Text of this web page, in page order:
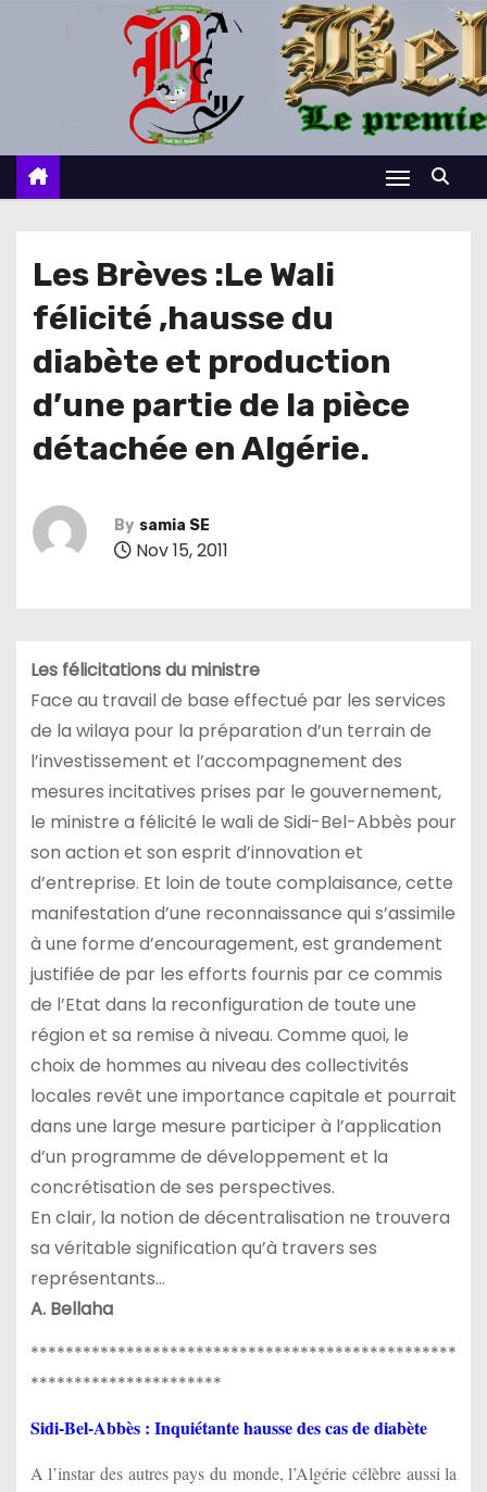
c
Les Brèves :Le Wali
félicité ,hausse du
diabète et production
d’une partie de la pièce
détachée en Algérie.
By samia SE
Nov 15, 2011
Les félicitations du ministre
Face au travail de base effectué par les services
de la wilaya pour la préparation d’un terrain de
l’investissement et l’accompagnement des
mesures incitatives prises par le gouvernement,
le ministre a félicité le wali de Sidi-Bel-Abbès pour
son action et son esprit d’innovation et
d’entreprise. Et loin de toute complaisance, cette
manifestation d’une reconnaissance qui s’assimile
à une forme d’encouragement, est grandement
justifiée de par les efforts fournis par ce commis
de l’Etat dans la reconfiguration de toute une
région et sa remise à niveau. Comme quoi, le
choix de hommes au niveau des collectivités
locales revêt une importance capitale et pourrait
dans une large mesure participer à l’application
d’un programme de développement et la
concrétisation de ses perspectives.
En clair, la notion de décentralisation ne trouvera
sa véritable signification qu’à travers ses
représentants…
A. Bellaha
*************************************************
**********************
Sidi-Bel-Abbès : Inquiétante hausse des cas de diabète
A l’instar des autres pays du monde, l’Algérie célèbre aussi la